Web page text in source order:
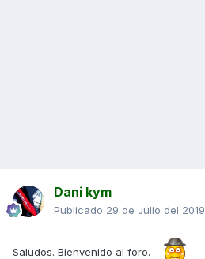
Dani kym
Publicado 29 de Julio del 2019
Saludos. Bienvenido al foro.